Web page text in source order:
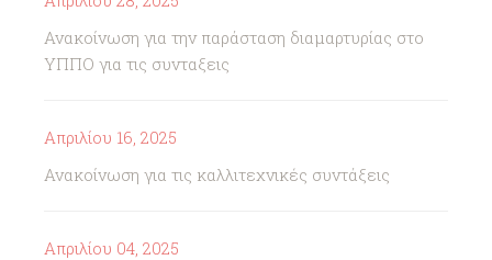
Ανακοίνωση για την παράσταση διαμαρτυρίας στο
ΥΠΠΟ για τις συνταξεις
Απριλίου 16, 2025
Ανακοίνωση για τις καλλιτεχνικές συντάξεις
Απριλίου 04, 2025